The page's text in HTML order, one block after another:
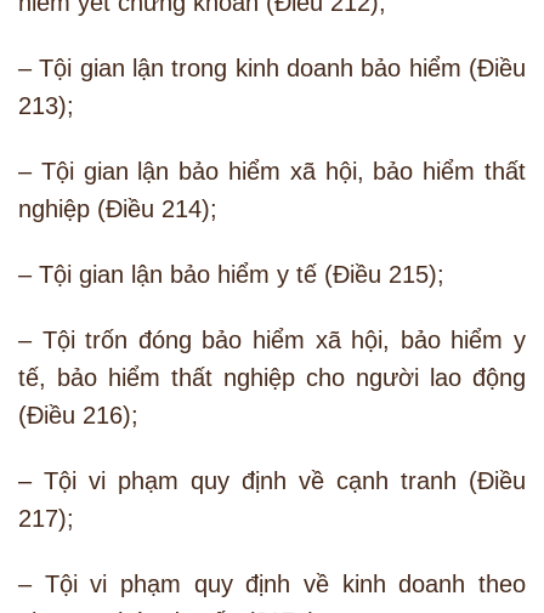
– Tội gian lận trong kinh doanh bảo hiểm (Điều
213);
– Tội gian lận bảo hiểm xã hội, bảo hiểm thất
nghiệp (Điều 214);
– Tội gian lận bảo hiểm y tế (Điều 215);
– Tội trốn đóng bảo hiểm xã hội, bảo hiểm y
tế, bảo hiểm thất nghiệp cho người lao động
(Điều 216);
– Tội vi phạm quy định về cạnh tranh (Điều
217);
– Tội vi phạm quy định về kinh doanh theo